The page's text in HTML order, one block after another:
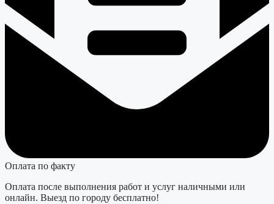
Оплата по факту
Оплата после выполнения работ и услуг наличными или
онлайн. Выезд по городу бесплатно!